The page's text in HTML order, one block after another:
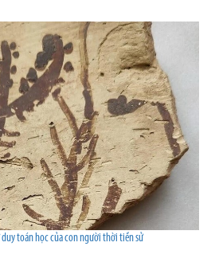
toán học của con người thời tiền sử